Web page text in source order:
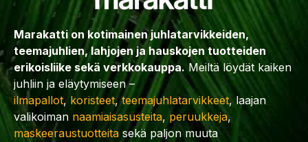
Marakatti on kotimainen juhlatarvikkeiden,
teemajuhlien, lahjojen ja hauskojen tuotteiden
erikoisliike sekä verkkokauppa. Meiltä löydät kaiken
juhliin ja eläytymiseen –
ilmapallot, koristeet,teemajuhlatarvikkeet, laajan
valikoiman naamiaisasusteita, peruukkeja,
maskeeraustuotteita sekä paljon muuta